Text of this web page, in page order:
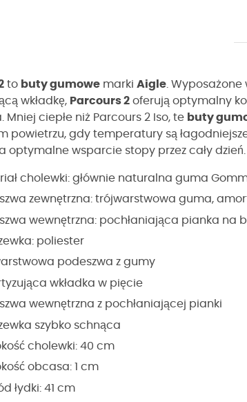
to buty gumowe marki Aigle .
wkładkę, Parcours 2 oferują optymalny
Mniej ciepłe niż Parcours 2 Iso, te buty
powietrzu, gdy temperatury są
optymalne wsparcie stopy przez cały dzień.
cholewki: głównie naturalna guma
zewnętrzna: trójwarstwowa guma,
wewnętrzna: pochłaniająca pianka na
poliester
podeszwa z gumy
wkładka w pięcie
wewnętrzna z pochłaniającej pianki
szybko schnąca
cholewki: 40 cm
obcasa: 1 cm
łydki: 41 cm